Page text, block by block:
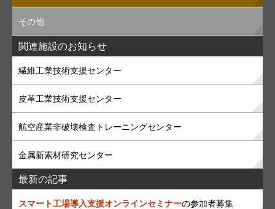
その他
関連施設のお知らせ
繊維工業技術支援センター
皮革工業技術支援センター
航空産業非破壊検査トレーニングセンター
金属新素材研究センター
最新の記事
スマート工場導入支援オンラインセミナーの参加者募集